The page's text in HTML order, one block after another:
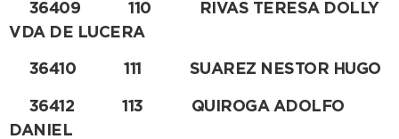
36409 110 RIVAS TERESA DOLLY
VDA DE LUCERA
36410 111 SUAREZ NESTOR HUGO
36412 113 QUIROGA ADOLFO
DANIEL